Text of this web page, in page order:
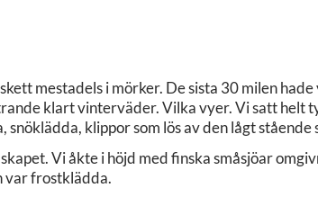
mestadels i mörker. De sista 30 milen
klart vinterväder. Vilka vyer. Vi satt helt
snöklädda, klippor som lös av den lågt
Vi åkte i höjd med finska småsjöar
var frostklädda.